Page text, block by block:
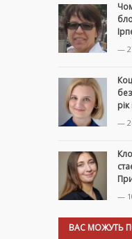
—
—
—
ВАС МОЖУТЬ